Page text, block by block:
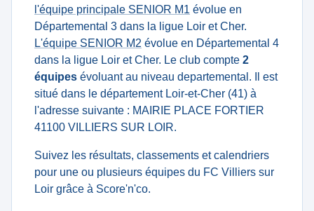
l'équipe principale SENIOR M1 évolue en
Départemental 3 dans la ligue Loir et Cher.
L'équipe SENIOR M2 évolue en Départemental 4
dans la ligue Loir et Cher. Le club compte 2
équipes évoluant au niveau departemental. Il est
situé dans le département Loir-et-Cher (41) à
l'adresse suivante : MAIRIE PLACE FORTIER
41100 VILLIERS SUR LOIR.
Suivez les résultats, classements et calendriers
pour une ou plusieurs équipes du FC Villiers sur
Loir grâce à Score'n'co.